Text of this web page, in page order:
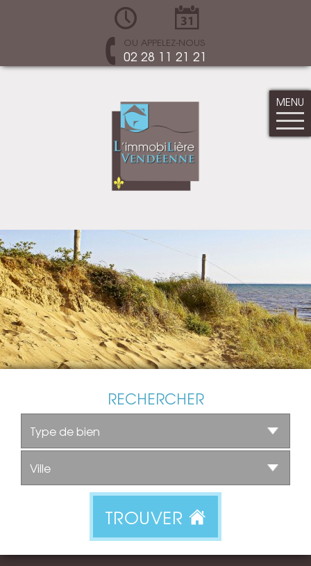
OU APPELEZ-NOUS
02 28 11 21 21
MENU
RECHERCHER
TROUVER